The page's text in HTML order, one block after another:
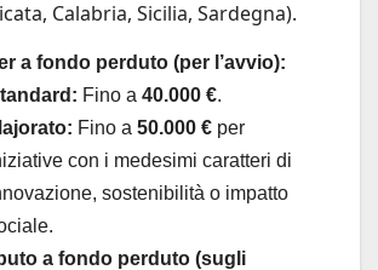
Calabria, Sicilia, Sardegna).
a fondo perduto (per l’avvio):
Fino a 40.000 €.
Fino a 50.000 € per
con i medesimi caratteri di
sostenibilità o impatto
a fondo perduto (sugli